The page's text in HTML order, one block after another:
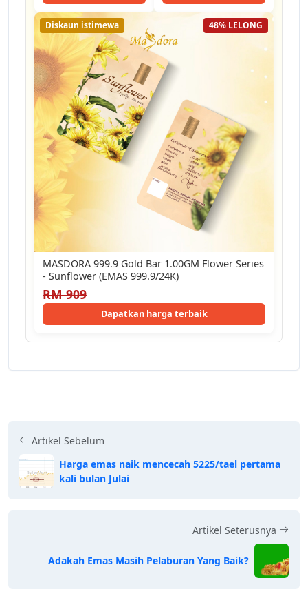
48% LELONG
Diskaun istimewa
MASDORA 999.9 Gold Bar 1.00GM Flower Series
- Sunflower (EMAS 999.9/24K)
RM 909
Dapatkan harga terbaik
Artikel Sebelum
Harga emas naik mencecah 5225/tael pertama
kali bulan Julai
Artikel Seterusnya
Adakah Emas Masih Pelaburan Yang Baik?